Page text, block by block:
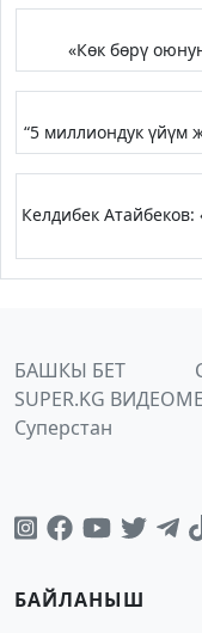
«Көк бөрү
“5 миллиондук үйүм
Келдибек
БАШКЫ БЕТ
SUPER.KG ВИДЕО
Суперстан
БАЙЛАНЫШ